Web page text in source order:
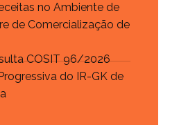
no Ambiente de
de Comercialização de
COSIT 96/2026
do IR-GK de